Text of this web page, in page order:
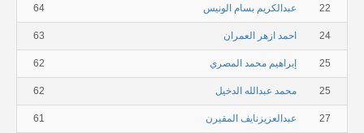
22 عبدالكريم بسام الونيس 64
24 احمد ازهر العمران 63
25 إبراهيم محمد المصري 62
25 محمد عبدالله الدخيل 62
27 عبدالعزيزنايف المقيرن 61